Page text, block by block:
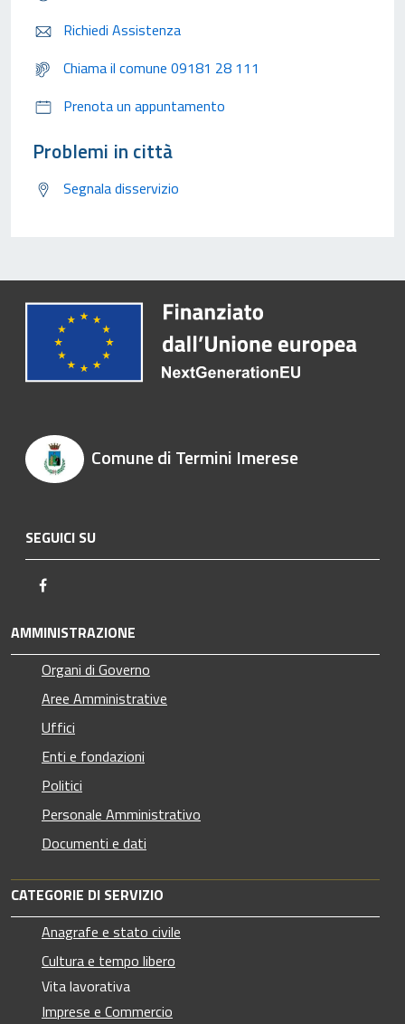
Richiedi Assistenza
Chiama il comune 09181 28 111
Prenota un appuntamento
Problemi in città
Segnala disservizio
Comune di Termini Imerese
SEGUICI SU
AMMINISTRAZIONE
Organi di Governo
Aree Amministrative
Uffici
Enti e fondazioni
Politici
Personale Amministrativo
Documenti e dati
CATEGORIE DI SERVIZIO
Anagrafe e stato civile
Cultura e tempo libero
Vita lavorativa
Imprese e Commercio